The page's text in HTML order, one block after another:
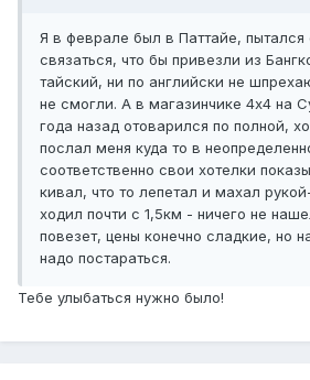
Я в феврале был в Паттайе,
связаться, что бы привезли из
тайский, ни по английски не
не смогли. А в магазинчике 4х4 на
года назад отоварился по полной,
послал меня куда то в
соответственно свои хотелки
кивал, что то лепетал и махал
ходил почти с 1,5км - ничего не
повезет, цены конечно сладкие, но
надо постараться.
Тебе улыбаться нужно было!